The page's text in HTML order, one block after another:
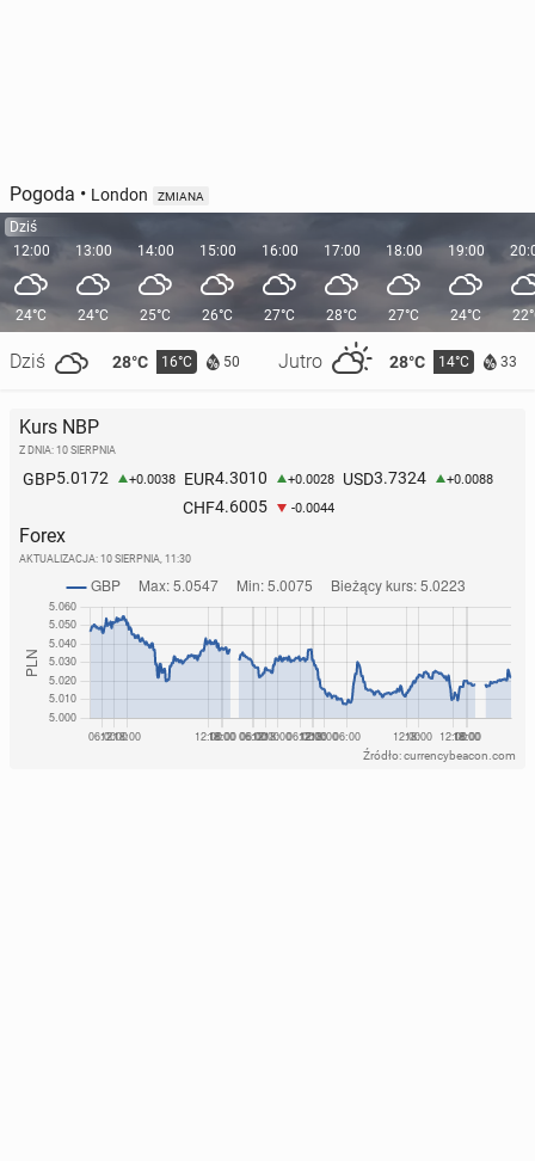
Pogoda • London ZMIANA
Dziś
12:00
24°C
Dziś 28°C 16°C 50 Jutro 28°C 14°C 33
13:00
24°C
14:00
25°C
15:00
26°C
16:00
27°C
17:00
28°C
18:00
27°C
19:00
24°C
Kurs NBP
Z DNIA: 10 SIERPNIA
GBP5.0172 +0.0038 EUR4.3010 +0.0028 USD3.7324 +0.0088
CHF4.6005 -0.0044
Forex
AKTUALIZACJA: 10 SIERPNIA, 11:30
Źródło: currencybeacon.com